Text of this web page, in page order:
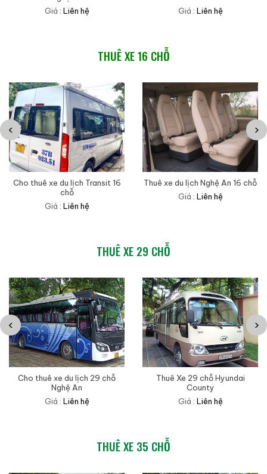
Giá : Liên hệ
Giá : Liên hệ
THUÊ XE 16 CHỖ
Cho thuê xe du lịch Transit 16
chỗ
Giá : Liên hệ
Thuê xe du lịch Nghệ An 16 chỗ
Giá : Liên hệ
‹ ›
THUÊ XE 29 CHỖ
Cho thuê xe du lịch 29 chỗ
Nghệ An
Giá : Liên hệ
Thuê Xe 29 chỗ Hyundai
County
Giá : Liên hệ
‹ ›
THUÊ XE 35 CHỖ